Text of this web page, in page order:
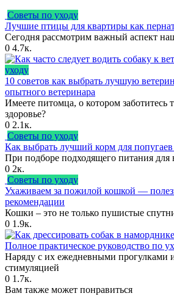
Советы по уходу
Лучшие птицы для квартиры как
Сегодня рассмотрим важный аспект
0 4.7к.
уходу
10 советов как выбрать лучшую
опытного ветеринара
Имеете питомца, о котором заботитесь
здоровье?
0 2.1к.
Советы по уходу
Как выбрать лучший корм для попугаев
При подборе подходящего питания
0 2к.
Советы по уходу
Ухаживаем за пожилой кошкой —
рекомендации
Кошки – это не только пушистые
0 1.9к.
Полное практическое руководство по
Наряду с их ежедневными прогулками
стимуляцией
0 1.7к.
Вам также может понравиться